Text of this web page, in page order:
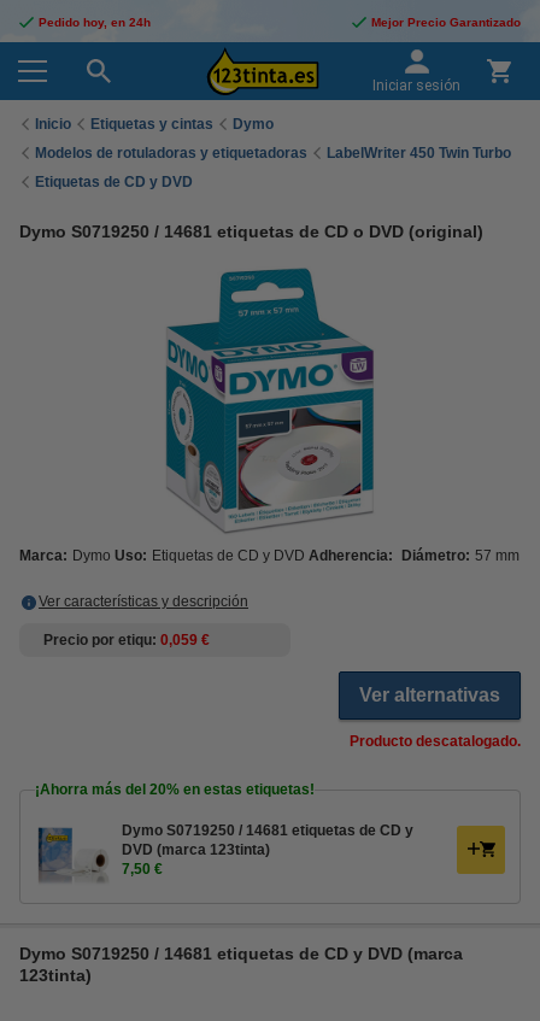
Pedido hoy, en 24h Mejor Precio Garantizado
Iniciar sesión
Inicio Etiquetas y cintas
Dymo
Modelos de rotuladoras y etiquetadoras
LabelWriter 450 Twin Turbo
Etiquetas de CD y DVD
Dymo S0719250 / 14681 etiquetas de CD o DVD (original)
Marca: Dymo Uso: Etiquetas de CD y DVD Adherencia: Diámetro: 57 mm
Ver características y descripción
Precio por etiqu 0,059 €
Ver alternativas
Producto descatalogado.
¡Ahorra más del 20% en estas etiquetas!
Dymo S0719250 / 14681 etiquetas de CD y
DVD (marca 123tinta)
7,50 €
Dymo S0719250 / 14681 etiquetas de CD y DVD (marca
123tinta)